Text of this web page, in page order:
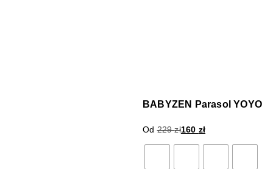
BABYZEN Parasol YOYO
Od229zł160 zł